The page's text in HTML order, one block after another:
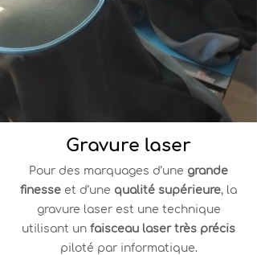
Gravure laser
Pour des marquages d’une grande
finesse et d’une qualité supérieure, la
gravure laser est une technique
utilisant un faisceau laser très précis
piloté par informatique.